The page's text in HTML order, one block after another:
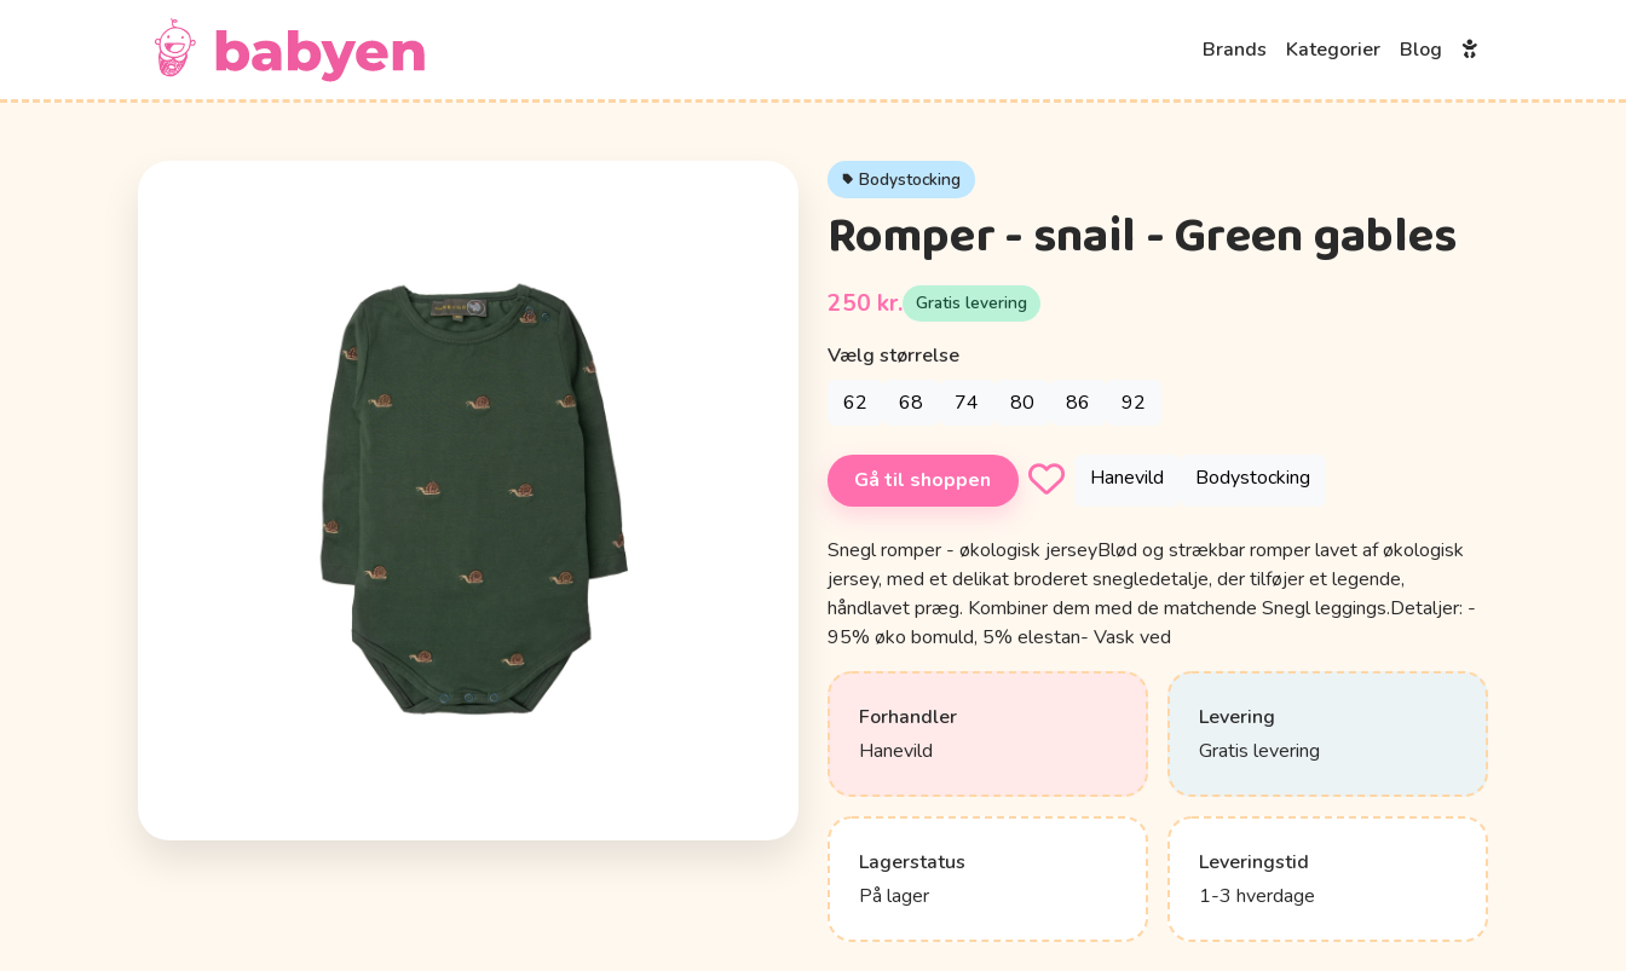
Brands Kategorier Blog
Bodystocking
Romper - snail - Green gables
250 kr. Gratis levering
Vælg størrelse
62
68 74 80 86 92
Gå til shoppen Hanevild Bodystocking
Snegl romper - økologisk jerseyBlød og strækbar romper lavet af økologisk
jersey, med et delikat broderet snegledetalje, der tilføjer et legende,
håndlavet præg. Kombiner dem med de matchende Snegl leggings.Detaljer: -
95% øko bomuld, 5% elestan- Vask ved
Forhandler
Hanevild
Levering
Gratis levering
Lagerstatus
På lager
Leveringstid
1-3 hverdage